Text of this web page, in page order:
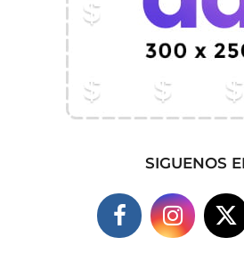
SIGUENOS